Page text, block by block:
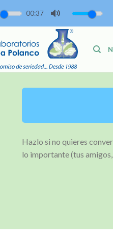
00:37
Hazlo si no quieres
lo importante (tus